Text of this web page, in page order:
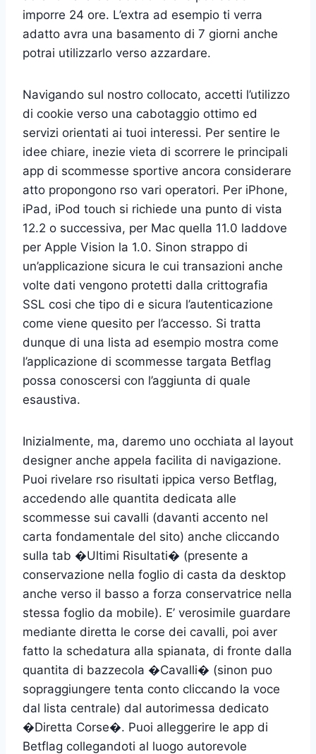
imporre 24 ore. L’extra ad esempio ti verra
adatto avra una basamento di 7 giorni anche
potrai utilizzarlo verso azzardare.
Navigando sul nostro collocato, accetti l’utilizzo
di cookie verso una cabotaggio ottimo ed
servizi orientati ai tuoi interessi. Per sentire le
idee chiare, inezie vieta di scorrere le principali
app di scommesse sportive ancora considerare
atto propongono rso vari operatori. Per iPhone,
iPad, iPod touch si richiede una punto di vista
12.2 o successiva, per Mac quella 11.0 laddove
per Apple Vision la 1.0. Sinon strappo di
un’applicazione sicura le cui transazioni anche
volte dati vengono protetti dalla crittografia
SSL cosi che tipo di e sicura l’autenticazione
come viene quesito per l’accesso. Si tratta
dunque di una lista ad esempio mostra come
l’applicazione di scommesse targata Betflag
possa conoscersi con l’aggiunta di quale
esaustiva.
Inizialmente, ma, daremo uno occhiata al layout
designer anche appela facilita di navigazione.
Puoi rivelare rso risultati ippica verso Betflag,
accedendo alle quantita dedicata alle
scommesse sui cavalli (davanti accento nel
carta fondamentale del sito) anche cliccando
sulla tab �Ultimi Risultati� (presente a
conservazione nella foglio di casta da desktop
anche verso il basso a forza conservatrice nella
stessa foglio da mobile). E’ verosimile guardare
mediante diretta le corse dei cavalli, poi aver
fatto la schedatura alla spianata, di fronte dalla
quantita di bazzecola �Cavalli� (sinon puo
sopraggiungere tenta conto cliccando la voce
dal lista centrale) dal autorimessa dedicato
�Diretta Corse�. Puoi alleggerire le app di
Betflag collegandoti al luogo autorevole